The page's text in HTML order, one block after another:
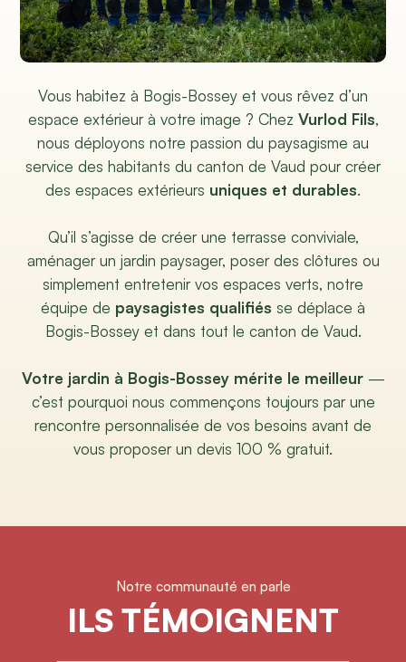
Vous habitez à Bogis-Bossey et vous rêvez d’un
espace extérieur à votre image ? Chez Vurlod Fils,
nous déployons notre passion du paysagisme au
service des habitants du canton de Vaud pour créer
des espaces extérieurs uniques et durables.
Qu’il s’agisse de créer une terrasse conviviale,
aménager un jardin paysager, poser des clôtures ou
simplement entretenir vos espaces verts, notre
équipe de paysagistes qualifiés se déplace à
Bogis-Bossey et dans tout le canton de Vaud.
Votre jardin à Bogis-Bossey mérite le meilleur—
c’est pourquoi nous commençons toujours par une
rencontre personnalisée de vos besoins avant de
vous proposer un devis 100 % gratuit.
Notre communauté en parle
ILS TÉMOIGNENT